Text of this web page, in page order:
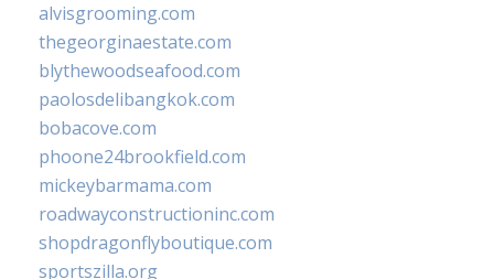
alvisgrooming.com
thegeorginaestate.com
blythewoodseafood.com
paolosdelibangkok.com
bobacove.com
phoone24brookfield.com
mickeybarmama.com
roadwayconstructioninc.com
shopdragonflyboutique.com
sportszilla.org